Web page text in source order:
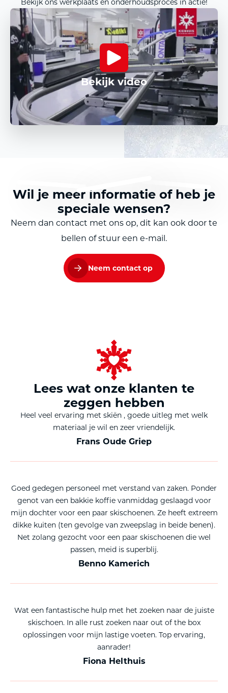
Bekijk video
Wil je meer informatie of heb je
speciale wensen?
Neem dan contact met ons op, dit kan ook door te
bellen of stuur een e-mail.
Neem contact op
Lees wat onze klanten te
zeggen hebben
Heel veel ervaring met skiën , goede uitleg met welk
materiaal je wil en zeer vriendelijk.
Frans Oude Griep
Goed gedegen personeel met verstand van zaken. Ponder
genot van een bakkie koffie vanmiddag geslaagd voor
mijn dochter voor een paar skischoenen. Ze heeft extreem
dikke kuiten (ten gevolge van zweepslag in beide benen).
Net zolang gezocht voor een paar skischoenen die wel
passen, meid is superblij.
Benno Kamerich
Wat een fantastische hulp met het zoeken naar de juiste
skischoen. In alle rust zoeken naar out of the box
oplossingen voor mijn lastige voeten. Top ervaring,
aanrader!
Fiona Helthuis